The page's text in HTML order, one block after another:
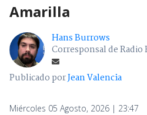
Amarilla
Hans Burrows
Corresponsal de
Publicado porJean Valencia
Miércoles 05 Agosto, 2026 | 23:47